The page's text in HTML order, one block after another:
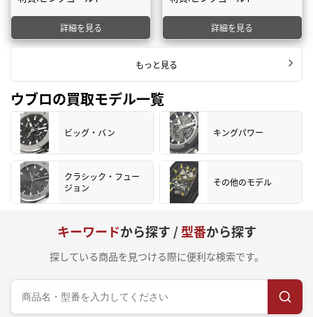
詳細を見る 詳細を見る
もっと見る
ウブロの買取モデル一覧
ビッグ・バン キングパワー
クラシック・フュー
ジョン
その他のモデル
キーワードから探す /型番から探す
探している商品を見つける際に便利な検索です。